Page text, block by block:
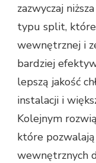
zazwyczaj
typu split, które
wewnętrznej i
bardziej
lepszą jakość
instalacji i
Kolejnym
które
wewnętrznych